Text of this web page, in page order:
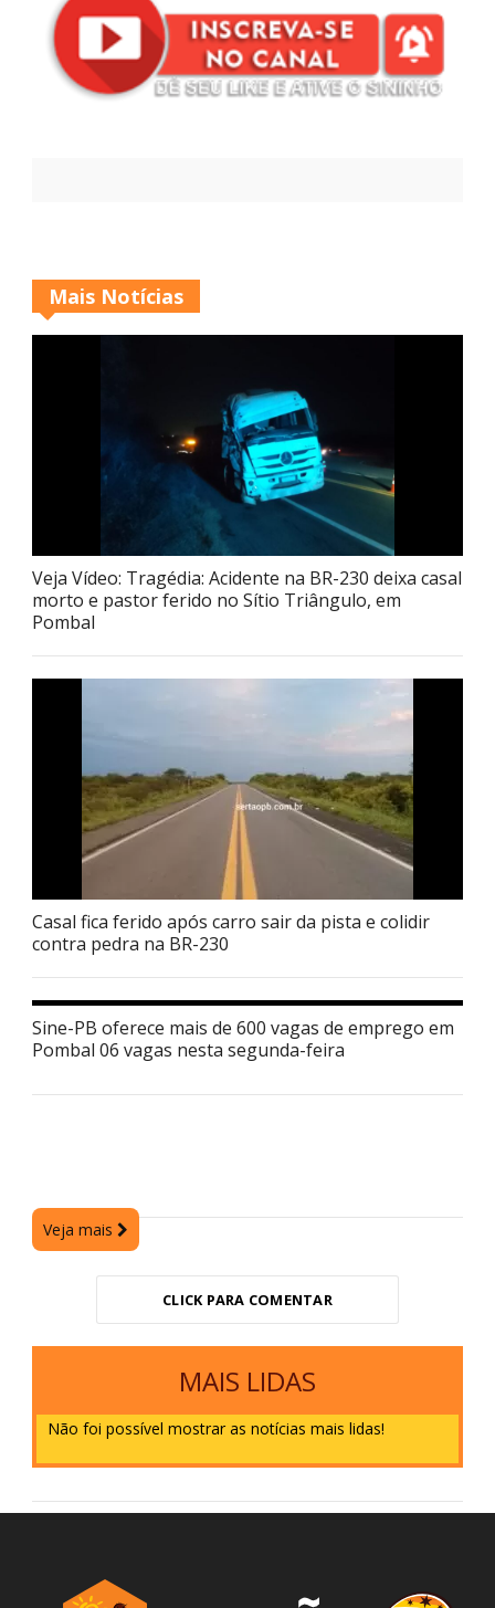
Mais Notícias
Veja Vídeo: Tragédia: Acidente na BR-230 deixa casal
morto e pastor ferido no Sítio Triângulo, em
Pombal
Casal fica ferido após carro sair da pista e colidir
contra pedra na BR-230
Sine-PB oferece mais de 600 vagas de emprego em
Pombal 06 vagas nesta segunda-feira
Veja mais
CLICK PARA COMENTAR
MAIS LIDAS
Não foi possível mostrar as notícias mais lidas!